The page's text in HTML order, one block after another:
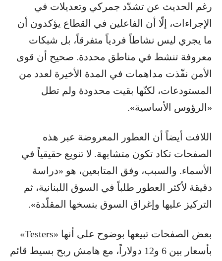
رغم الحديث عن تشدّد جمركي وتعديلات في
الإجراءات، إلّا أن الفاعلين في القطاع يؤكدون أن
ما يجري ليس نشاطاً فردياً متفرقاً، بل شبكات
معروفة تنشط في مناطق محددة. صحيح أن قوى
الأمن نفّذت مداهمات في المدة الأخيرة لعدد من
المستودعات، لكنّها بقيت محدودة ولم تطل
«الرؤوس الأساسية».
اللافت أيضاً أن العطور المعروضة عبر هذه
الصفحات تكاد تكون متشابهة. لا تنويع حقيقياً في
الأسماء. والسبب، وفق المتابعين، هو «دراسة
دقيقة لأكثر العطور طلباً في السوق اللبنانية، ثم
التركيز عليها وإغراق السوق بنسخها المقلّدة».
بعض الصفحات تبيعها بوضوح على أنها «Testers»
بأسعار بين 6 و12 دولاراً، مع هامش ربح بسيط قائم